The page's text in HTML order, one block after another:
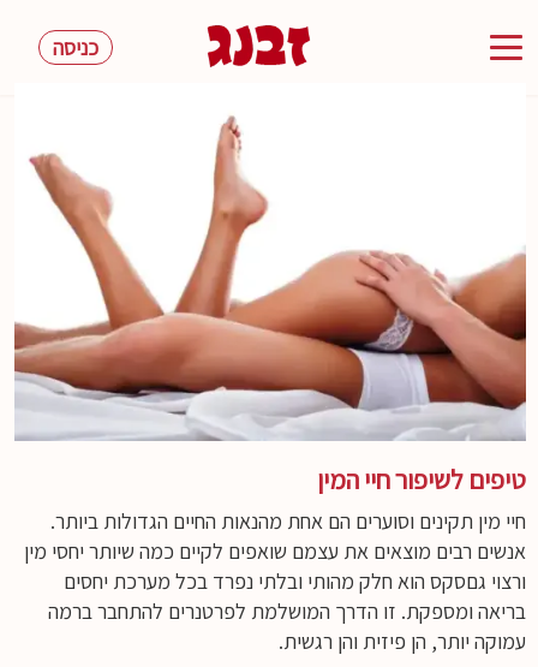
Toggle
כניסה
טיפים לשיפור חיי המין
חיי מין תקינים וסוערים הם אחת מהנאות החיים הגדולות ביותר.
אנשים רבים מוצאים את עצמם שואפים לקיים כמה שיותר יחסי מין
ורצוי גםסקס הוא חלק מהותי ובלתי נפרד בכל מערכת יחסים
בריאה ומספקת. זו הדרך המושלמת לפרטנרים להתחבר ברמה
עמוקה יותר, הן פיזית והן רגשית.